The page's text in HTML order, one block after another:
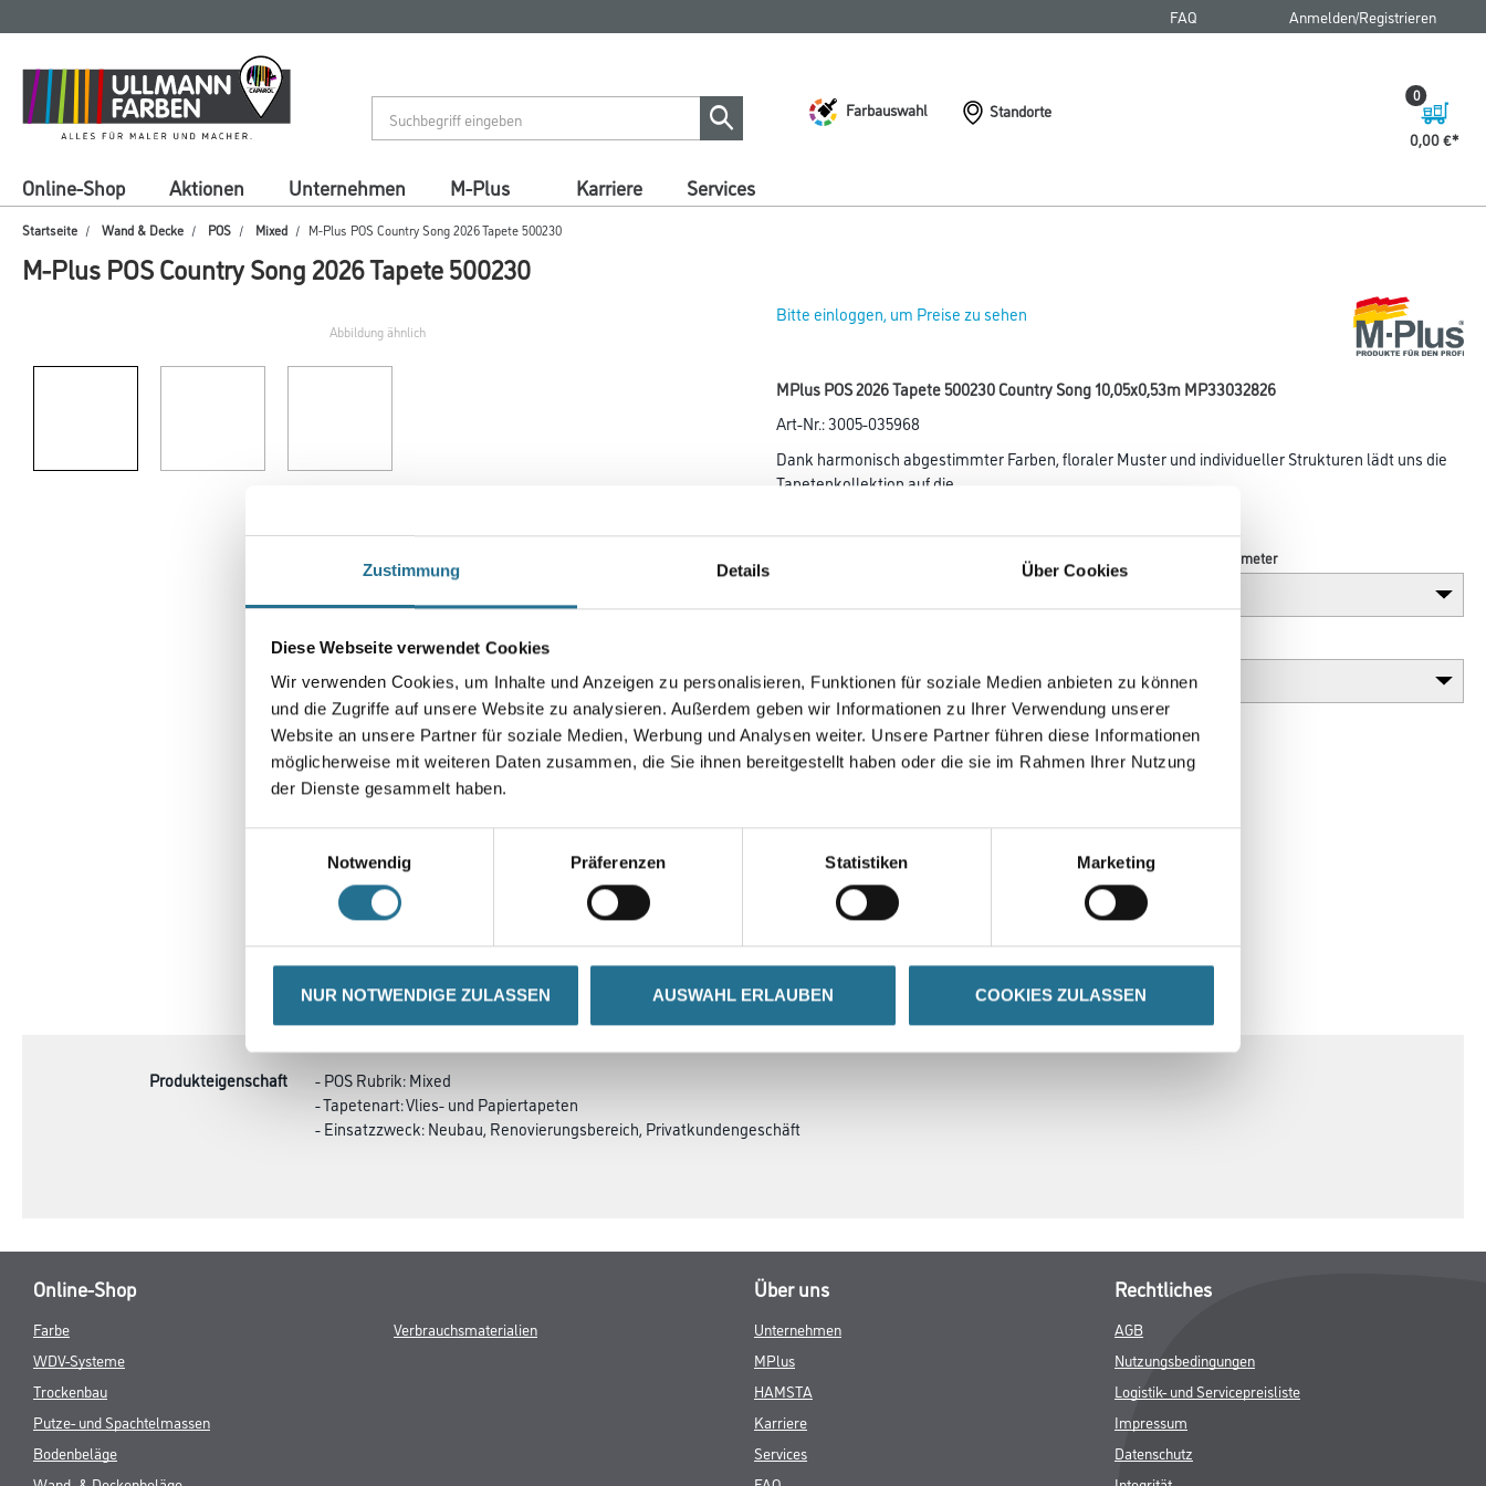
Zustimmung Details Über Cookies
Diese Webseite verwendet Cookies
Wir verwenden Cookies, um Inhalte und Anzeigen zu personalisieren, Funktionen für soziale Medien anbieten zu können
und die Zugriffe auf unsere Website zu analysieren. Außerdem geben wir Informationen zu Ihrer Verwendung unserer
Website an unsere Partner für soziale Medien, Werbung und Analysen weiter. Unsere Partner führen diese Informationen
möglicherweise mit weiteren Daten zusammen, die Sie ihnen bereitgestellt haben oder die sie im Rahmen Ihrer Nutzung
der Dienste gesammelt haben.
Notwendig
Präferenzen Statistiken Marketing
NUR NOTWENDIGE ZULASSEN AUSWAHL ERLAUBEN COOKIES ZULASSEN
springen
springen
FAQ Anmelden/Registrieren
Farbauswahl
Standorte
0,00 €
0
Online-Shop Aktionen Unternehmen M-Plus Karriere Services
Startseite Wand & Decke POS Mixed M-Plus POS Country Song 2026 Tapete 500230
M-Plus POS Country Song 2026 Tapete 500230
Abbildung ähnlich
Bitte einloggen, um Preise zu sehen
MPlus POS 2026 Tapete 500230 Country Song 10,05x0,53m MP33032826
Art-Nr.:3005-035968
Dank harmonisch abgestimmter Farben, floraler Muster und individueller Strukturen lädt uns die
Tapetenkollektion auf die
Länge in centimeter
Umrechnungsfaktoren
CURRENT
TAB:
PRODUKTEIGENSCHAFTEN GEFAHRENHINWEISE DATENBLÄTTER SPEZIFIKATIONEN
Produkteigenschaft
- POS Rubrik: Mixed
- Tapetenart: Vlies- und Papiertapeten
- Einsatzzweck: Neubau, Renovierungsbereich, Privatkundengeschäft
Online-Shop
Farbe
WDV-Systeme
Trockenbau
Putze- und Spachtelmassen
Bodenbeläge
Verbrauchsmaterialien
Über uns
Unternehmen
MPlus
HAMSTA
Karriere
Services
Rechtliches
AGB
Nutzungsbedingungen
Logistik- und Servicepreisliste
Impressum
Datenschutz